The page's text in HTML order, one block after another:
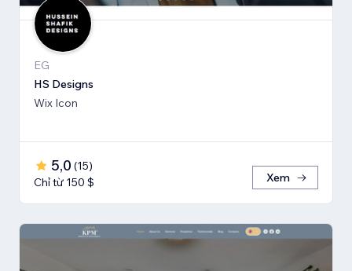
EG
HS Designs
Wix Icon
5,0 (15)
Chỉ từ 150 $
Xem